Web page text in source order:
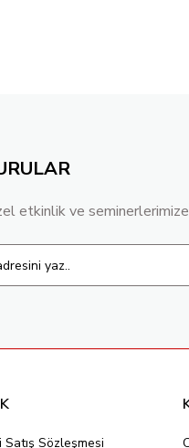
etkinlik ve
Sözleşmesi